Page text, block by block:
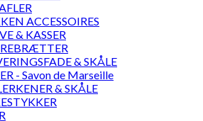
ACCESSOIRES
& KASSER
& SKÅLE
- Savon de Marseille
& SKÅLE